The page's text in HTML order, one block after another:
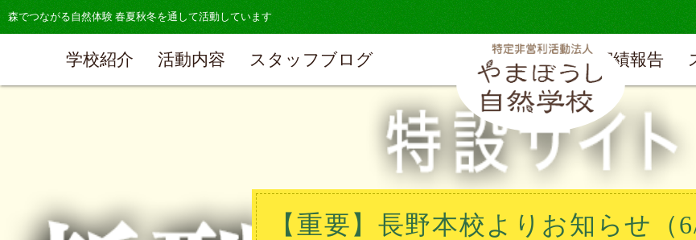
森でつながる自然体験 春夏秋冬を通して活動しています
学校紹介 活動内容 スタッフブログ 実績報告
【重要】長野本校よりお知らせ（